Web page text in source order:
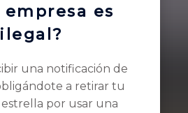
es
ilegal?
una notificación de
a retirar tu
por usar una